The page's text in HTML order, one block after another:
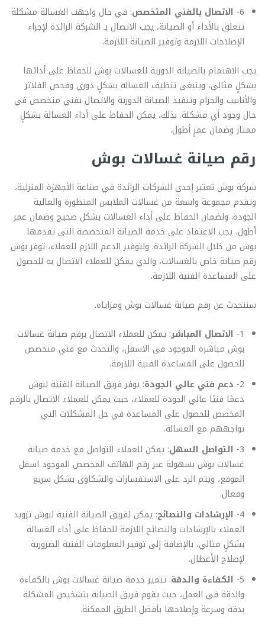
6- الاتصال بالفني المتخصص: في حال واجهت الغسالة مشكلة
تتعلق بالأداء أو الصيانة، يجب الاتصال بـ الشركة الرائدة لإجراء
الإصلاحات اللازمة وتوفير الصيانة اللازمة.
يجب الاهتمام بالصيانة الدورية للغسالات بوش للحفاظ على أدائها
بشكلٍ مثالي، وينبغي تنظيف الغسالة بشكلٍ دوري وفحص الفلاتر
والأنابيب والحزام وتنفيذ الصيانة الدورية والاتصال بفني متخصص في
حال وجود أي مشكلة. بذلك، يمكن الحفاظ على أداء الغسالة بشكلٍ
ممتاز وضمان عمرٍ أطول.
رقم صيانة غسالات بوش
شركة بوش تعتبر إحدى الشركات الرائدة في صناعة الأجهزة المنزلية،
وتقدم مجموعة واسعة من غسالات الملابس المتطورة والعالية
الجودة. ولضمان الحفاظ على أداء الغسالات بشكل صحيح وضمان عمر
أطول، يجب الاعتماد على خدمة الصيانة المتخصصة التي تقدمها
بوش من خلال الشركة الرائدة. ولتوفير الدعم اللازم للعملاء، توفر بوش
رقم صيانة خاص بالغسالات، والذي يمكن للعملاء الاتصال به للحصول
على المساعدة الفنية اللازمة،
سنتحدث عن رقم صيانة غسالات بوش ومزاياه.
1- الاتصال المباشر: يمكن للعملاء الاتصال برقم صيانة غسالات
بوش مباشرة الموجود فى الاسفل، والتحدث مع فني متخصص
للحصول على المساعدة الفنية اللازمة.
2- دعم فني عالي الجودة: يوفر فريق الصيانة الفنية لبوش
دعمًا فنيًا عالي الجودة للعملاء، حيث يمكن للعملاء الاتصال بالرقم
المخصص للحصول على المساعدة في حل المشكلات التي
تواجههم مع الغسالة.
3- التواصل السهل: يمكن للعملاء التواصل مع خدمة صيانة
غسالات بوش بسهولة عبر رقم الهاتف المخصص الموجود اسفل
الموقع، ويتم الرد على الاستفسارات والشكاوى بشكل سريع
وفعال.
4- الإرشادات والنصائح: يمكن لفريق الصيانة الفنية لبوش تزويد
العملاء بالإرشادات والنصائح اللازمة للحفاظ على أداء الغسالة
بشكلٍ مثالي، بالإضافة إلى توفير المعلومات الفنية الضرورية
لإصلاح الأعطال.
5- الكفاءة والدقة: تتميز خدمة صيانة غسالات بوش بالكفاءة
والدقة في العمل، حيث يقوم فريق الصيانة بتشخيص المشكلة
بدقة وسرعة وإصلاحها بأفضل الطرق الممكنة.